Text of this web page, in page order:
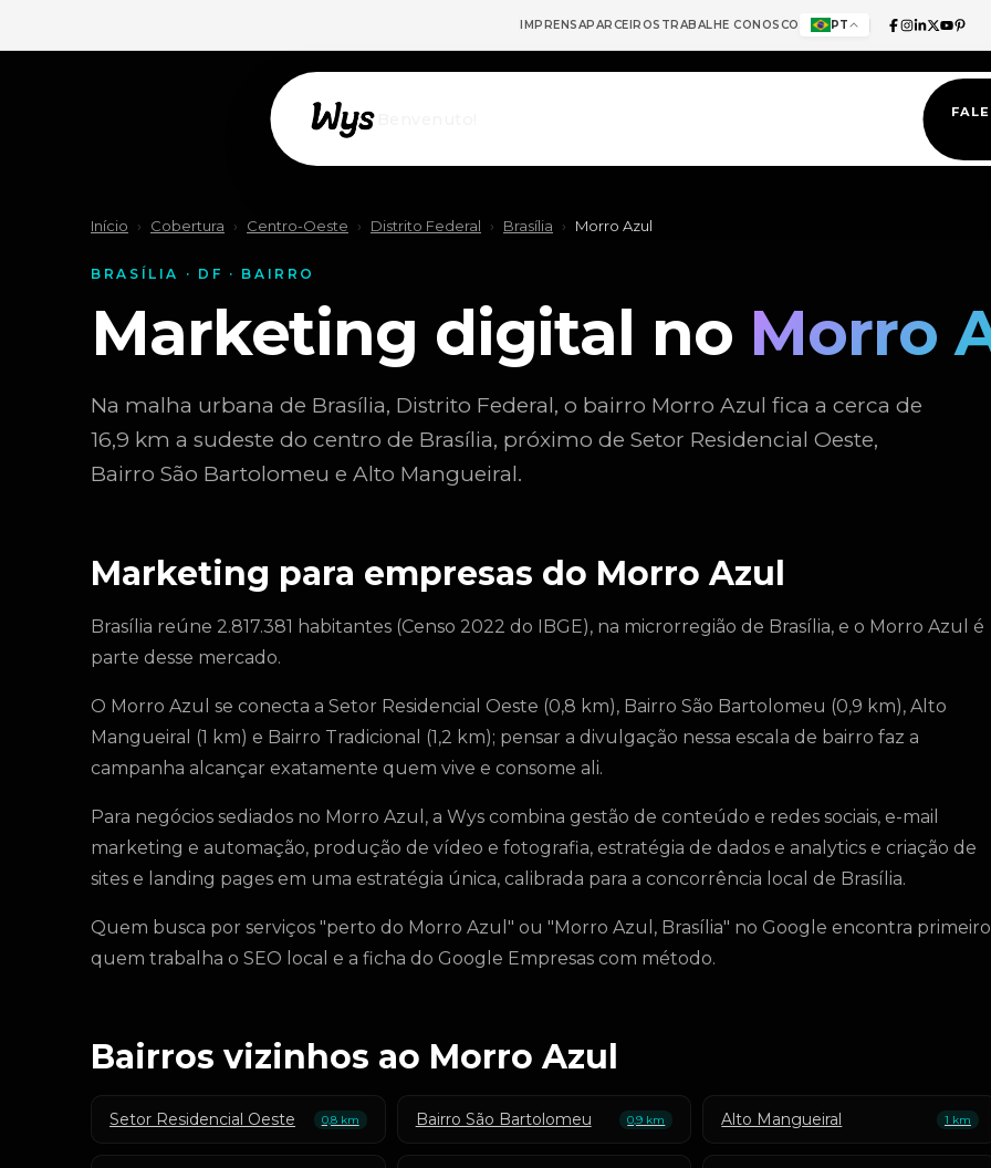
IMPRENSAPARCEIROS TRABALHE CONOSCO PT
Início › Cobertura › Centro-Oeste › Distrito Federal › Brasília › Morro Azul
BRASÍLIA · DF · BAIRRO
Marketing digital no Morro
Na malha urbana de Brasília, Distrito Federal, o bairro Morro Azul fica a cerca de
16,9 km a sudeste do centro de Brasília, próximo de Setor Residencial Oeste,
Bairro São Bartolomeu e Alto Mangueiral.
Marketing para empresas do Morro Azul
Brasília reúne 2.817.381 habitantes (Censo 2022 do IBGE), na microrregião de Brasília, e o Morro Azul é
parte desse mercado.
O Morro Azul se conecta a Setor Residencial Oeste (0,8 km), Bairro São Bartolomeu (0,9 km), Alto
Mangueiral (1 km) e Bairro Tradicional (1,2 km); pensar a divulgação nessa escala de bairro faz a
campanha alcançar exatamente quem vive e consome ali.
Para negócios sediados no Morro Azul, a Wys combina gestão de conteúdo e redes sociais, e-mail
marketing e automação, produção de vídeo e fotografia, estratégia de dados e analytics e criação de
sites e landing pages em uma estratégia única, calibrada para a concorrência local de Brasília.
Quem busca por serviços "perto do Morro Azul" ou "Morro Azul, Brasília" no Google encontra primeiro
quem trabalha o SEO local e a ficha do Google Empresas com método.
Bairros vizinhos ao Morro Azul
Setor Residencial Oeste 0,8 km Bairro São Bartolomeu 0,9 km Alto Mangueiral 1 km